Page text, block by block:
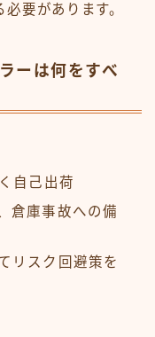
要があります。
ーは何をすべ
自己出荷
倉庫事故への備
リスク回避策を